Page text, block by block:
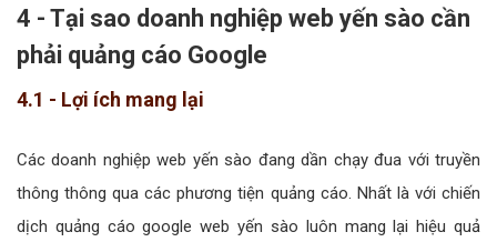
4 - Tại sao doanh nghiệp web yến sào cần
phải quảng cáo Google
4.1 - Lợi ích mang lại
Các doanh nghiệp web yến sào đang dần chạy đua với truyền
thông thông qua các phương tiện quảng cáo. Nhất là với chiến
dịch quảng cáo google web yến sào luôn mang lại hiệu quả